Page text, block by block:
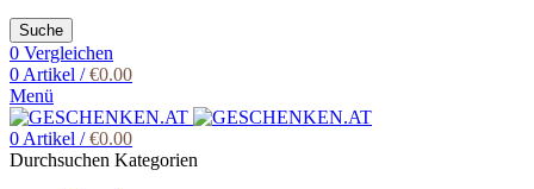
Suche
0 Vergleichen
0Artikel / €0.00
Menü
0Artikel / €0.00
Durchsuchen Kategorien